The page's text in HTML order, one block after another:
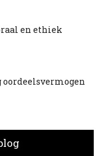
en ethiek